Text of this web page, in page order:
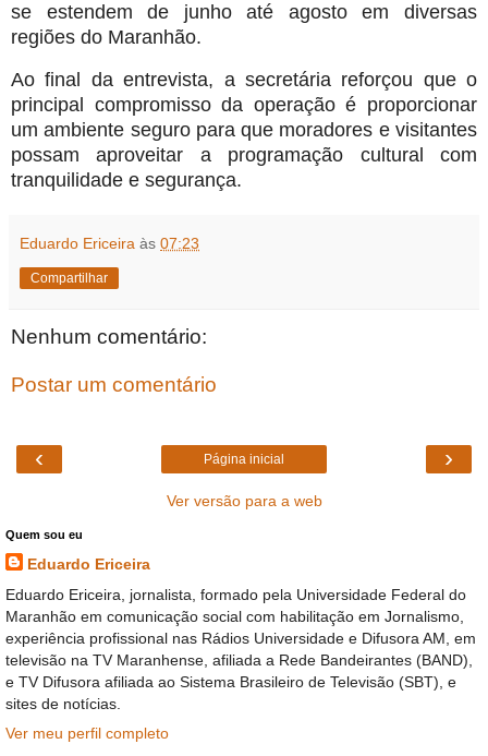
se estendem de junho até agosto em diversas
regiões do Maranhão.
Ao final da entrevista, a secretária reforçou que o
principal compromisso da operação é proporcionar
um ambiente seguro para que moradores e visitantes
possam aproveitar a programação cultural com
tranquilidade e segurança.
Eduardo Ericeira às 07:23
Compartilhar
Nenhum comentário:
Postar um comentário
‹ ›
Página inicial
Ver versão para a web
Quem sou eu
Eduardo Ericeira
Eduardo Ericeira, jornalista, formado pela Universidade Federal do
Maranhão em comunicação social com habilitação em Jornalismo,
experiência profissional nas Rádios Universidade e Difusora AM, em
televisão na TV Maranhense, afiliada a Rede Bandeirantes (BAND),
e TV Difusora afiliada ao Sistema Brasileiro de Televisão (SBT), e
sites de notícias.
Ver meu perfil completo